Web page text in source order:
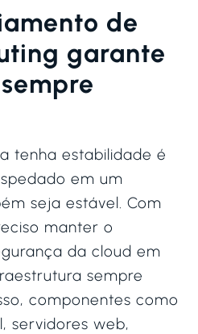
de
garante
tenha estabilidade é
em um
seja estável. Com
manter o
da cloud em
sempre
componentes como
servidores web,